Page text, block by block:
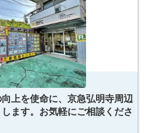
上を使命に、京急弘明寺周辺
ます。お気軽にご相談くださ